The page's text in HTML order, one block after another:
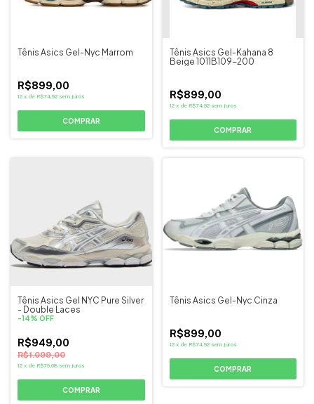
Tênis Asics Gel-Nyc Marrom
R$899,00
12 x de R$74,92 sem juros
COMPRAR
Tênis Asics Gel-Kahana 8
Beige 1011B109-200
R$899,00
12 x de R$74,92 sem juros
COMPRAR
Tênis Asics Gel NYC Pure Silver
- Double Laces
-14% OFF
R$949,00
R$1.099,00
12 x de R$79,08 sem juros
COMPRAR
Tênis Asics Gel-Nyc Cinza
R$899,00
12 x de R$74,92 sem juros
COMPRAR